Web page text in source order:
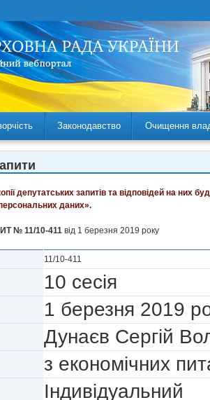
Законодавство Очищення
депутатських запитів та відповідей на
даних».
№ 11/10-411 від 1 березня 2019 року
11/10-411
10 сесія
1 березня 2019
Дунаєв Сергій
з економічних
Індивідуальний